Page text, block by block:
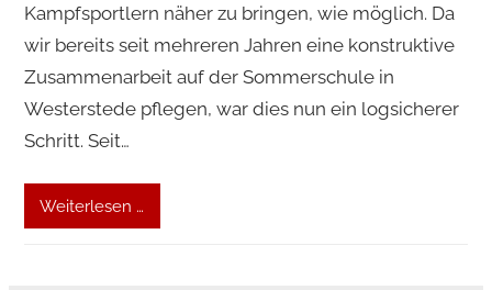
Kampfsportlern näher zu bringen, wie möglich. Da
wir bereits seit mehreren Jahren eine konstruktive
Zusammenarbeit auf der Sommerschule in
Westerstede pflegen, war dies nun ein logsicherer
Schritt. Seit…
Weiterlesen …